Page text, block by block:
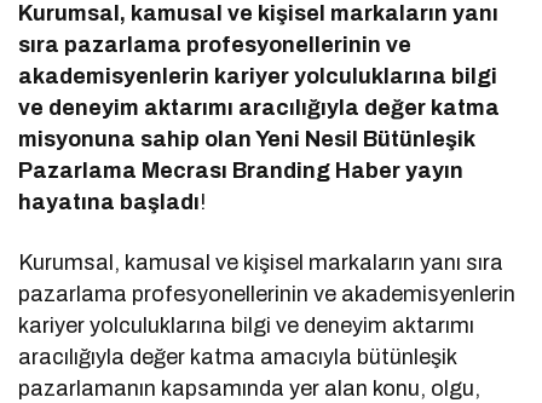
Kurumsal, kamusal ve kişisel markaların yanı
sıra pazarlama profesyonellerinin ve
akademisyenlerin kariyer yolculuklarına bilgi
ve deneyim aktarımı aracılığıyla değer katma
misyonuna sahip olan Yeni Nesil Bütünleşik
Pazarlama Mecrası Branding Haber yayın
hayatına başladı!
Kurumsal, kamusal ve kişisel markaların yanı sıra
pazarlama profesyonellerinin ve akademisyenlerin
kariyer yolculuklarına bilgi ve deneyim aktarımı
aracılığıyla değer katma amacıyla bütünleşik
pazarlamanın kapsamında yer alan konu, olgu,